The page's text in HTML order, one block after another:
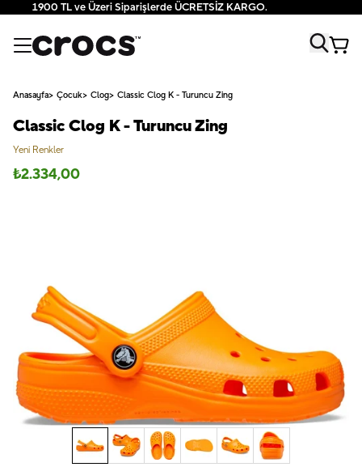
1900 TL ve Üzeri Siparişlerde ÜCRETSİZ KARGO.
Anasayfa Çocuk Clog Classic Clog K - Turuncu Zing
Classic Clog K - Turuncu Zing
Yeni Renkler
₺2.334,00